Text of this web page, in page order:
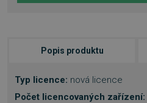
Popis produktu
Typ licence: nová licence
Počet licencovaných zařízení: